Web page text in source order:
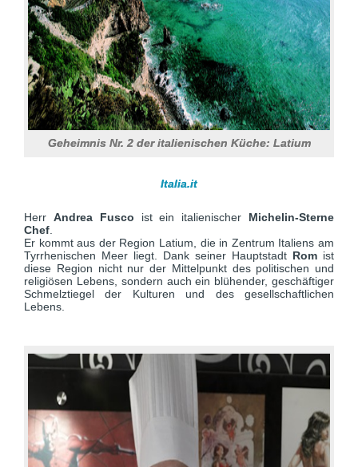
Geheimnis Nr. 2 der italienischen Küche: Latium
Italia.it
Herr Andrea Fusco ist ein italienischer Michelin-Sterne
Chef
Er kommt aus der Region Latium, die in Zentrum Italiens am
Tyrrhenischen Meer liegt. Dank seiner Hauptstadt Rom ist
diese Region nicht nur der Mittelpunkt des politischen und
religiösen Lebens, sondern auch ein blühender, geschäftiger
Schmelztiegel der Kulturen und des gesellschaftlichen
Lebens.